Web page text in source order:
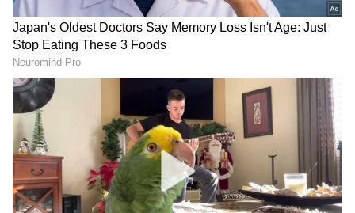
ತಮಿಳುನಾಡು ತಲೈವಿ ಕೋಟೆಗೆ ದಳಪತಿ ಮುತ್ತಿಗೆ;
ಅಮ್ಮನ ದೊಡ್ಡ ಸಾಮ್ರಾಜ್ಯಕ್ಕೆ ಬೆಂಕಿ ಹಚ್ಚಿದ ವಿಜಯ್!
ಹೌದು, ದಳಪತಿ ವಿಜಯ್​ ತಮಿಳುನಾಡು ರಾಜಕೀಯದಲ್ಲಿ
ಈಗಷ್ಟೆ ಜನ್ಮ ತಾಳಿದ್ದಾರೆ. ಆದ್ರೆ ವಿಜಯ್ ಉದಯದಿಂದ
ತಮಿಳರ ಅಮ್ಮ ಜಯಲಲಿತಾ ಕಣ್ಣಿಟ್ಟು ಕಾಪಾಡಿದ್ದ ದೊಡ್ಡ
ಸಾಮ್ರಾಜ್ಯ ಪತನದ ಅಂಚಿಕೆ ಬಂದಿದೆ. ಯಾಕಂದ್ರೆ ವಿಜಯ್ ರ
ಮಾಹಿತಿಯೂ ಇಲ್ಲಿದೆ.